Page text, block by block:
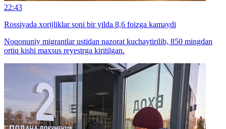
22:43
Rossiyada xorijliklar soni bir yilda 8,6 foizga kamaydi
Noqonuniy migrantlar ustidan nazorat kuchaytirilib, 850 mingdan
ortiq kishi maxsus reyestrga kiritilgan.